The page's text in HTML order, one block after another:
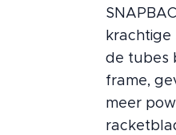
krachtige
de tubes
frame,
meer